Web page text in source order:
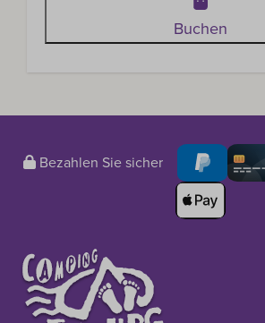
Buchen
Bezahlen Sie sicher